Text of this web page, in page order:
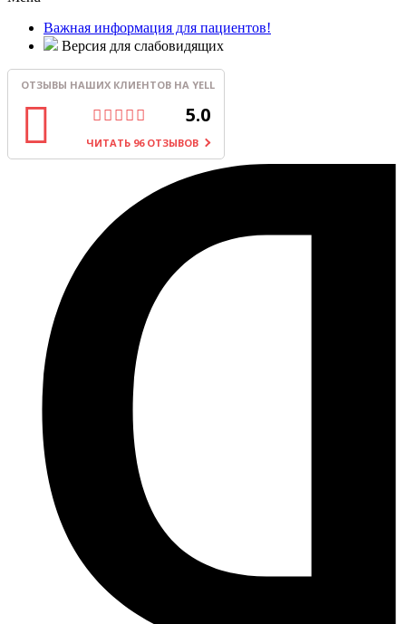
Важная информация для пациентов!
Версия для слабовидящих
ОТЗЫВЫ НАШИХ КЛИЕНТОВ НА YELL
5.0
ЧИТАТЬ 96 ОТЗЫВОВ